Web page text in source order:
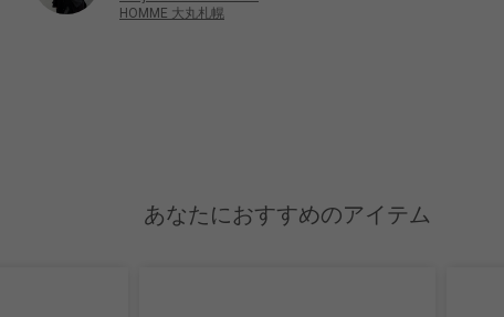
HOMME 大丸札幌
あなたにおすすめのアイテム